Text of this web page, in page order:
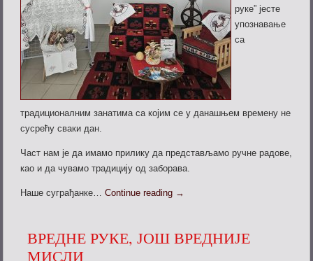
руке” јесте
упознавање
са
традиционалним занатима са којим се у данашњем времену не
сусрећу сваки дан.
Част нам је да имамо прилику да представљамо ручне радове,
као и да чувамо традицију од заборава.
Наше суграђанке…Continue reading →
ВРЕДНЕ РУКЕ, ЈОШ ВРЕДНИЈЕ
МИСЛИ